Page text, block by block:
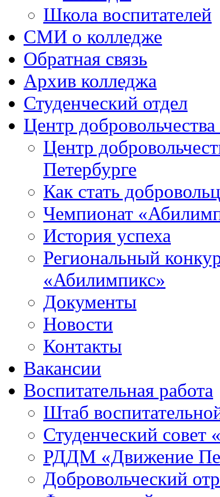
Школа воспитателей
СМИ о колледже
Обратная связь
Архив колледжа
Студенческий отдел
Центр
Центр
Петербурге
Как стать
Чемпионат
История успеха
Региональный
«Абилимпикс»
Документы
Новости
Контакты
Вакансии
Воспитательная работа
Штаб
Студенческий совет
РДДМ «Движение
Добровольческий